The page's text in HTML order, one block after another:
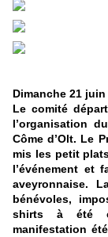
Dimanche 21
Le comité
l’organisation
Côme d’Olt. Le
mis les petit
l’événement et
aveyronnaise.
bénévoles,
shirts à été
manifestation